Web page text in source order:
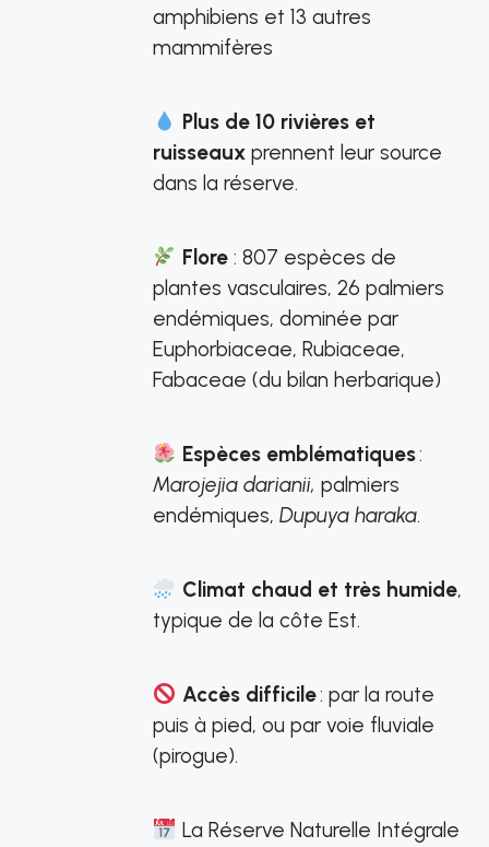
amphibiens et 13 autres
mammifères
Plus de 10 rivières et
ruisseaux prennent leur source
dans la réserve.
Flore: 807 espèces de
plantes vasculaires, 26 palmiers
endémiques, dominée par
Euphorbiaceae, Rubiaceae,
Fabaceae (du bilan herbarique)
Espèces emblématiques:
Marojejia darianii, palmiers
endémiques, Dupuya haraka.
Climat chaud et très humide,
typique de la côte Est.
Accès difficile: par la route
puis à pied, ou par voie fluviale
(pirogue).
La Réserve Naturelle Intégrale